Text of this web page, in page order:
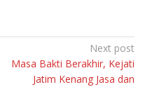
Next post
Masa Bakti Berakhir, Kejati
Jatim Kenang Jasa dan